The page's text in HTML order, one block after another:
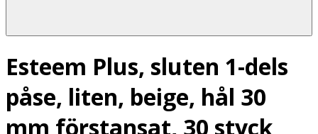
Esteem Plus, sluten 1-dels
påse, liten, beige, hål 30
mm förstansat, 30 styck